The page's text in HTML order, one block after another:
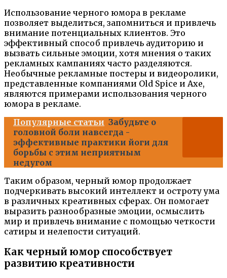
Использование черного юмора в рекламе
позволяет выделиться, запомниться и привлечь
внимание потенциальных клиентов. Это
эффективный способ привлечь аудиторию и
вызвать сильные эмоции, хотя мнения о таких
рекламных кампаниях часто разделяются.
Необычные рекламные постеры и видеоролики,
представленные компаниями Old Spice и Axe,
являются примерами использования черного
юмора в рекламе.
Популярные статьи Забудьте о
головной боли навсегда -
эффективные практики йоги для
борьбы с этим неприятным
недугом
Таким образом, черный юмор продолжает
подчеркивать высокий интеллект и остроту ума
в различных креативных сферах. Он помогает
выразить разнообразные эмоции, осмыслить
мир и привлечь внимание с помощью четкости
сатиры и нелепости ситуаций.
Как черный юмор способствует
развитию креативности